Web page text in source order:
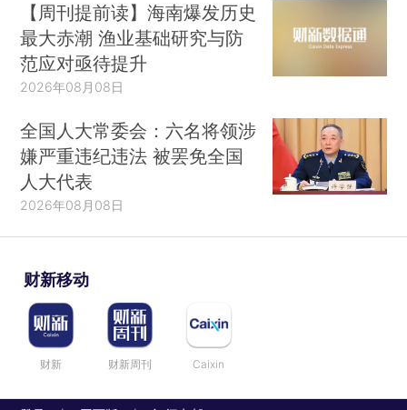
【周刊提前读】海南爆发历史
最大赤潮 渔业基础研究与防
范应对亟待提升
2026年08月08日
全国人大常委会：六名将领涉
嫌严重违纪违法 被罢免全国
人大代表
2026年08月08日
财新移动
财新 财新周刊 Caixin